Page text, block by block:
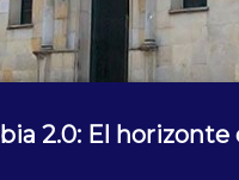
2.0: El